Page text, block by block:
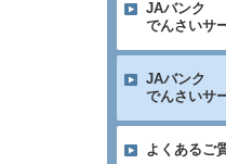
JAバンク
でんさいサ
JAバンク
でんさいサ
よくあるご